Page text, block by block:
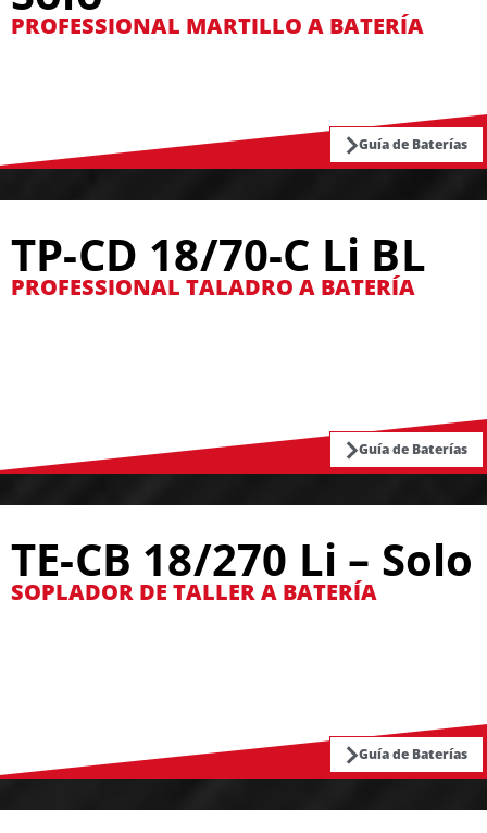
PROFESSIONAL MARTILLO A BATERÍA
Guía de Baterías
TP-CD 18/70-C Li BL
PROFESSIONAL TALADRO A BATERÍA
Guía de Baterías
TE-CB 18/270 Li – Solo
SOPLADOR DE TALLER A BATERÍA
Guía de Baterías